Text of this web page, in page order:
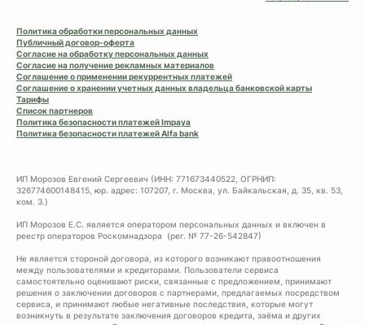
Политика обработки персональных данных
Публичный договор-оферта
Согласие на обработку персональных данных
Согласие на получение рекламных материалов
Соглашение о применении рекуррентных платежей
Соглашение о хранении учетных данных владельца банковской карты
Тарифы
Список партнеров
Политика безопасности платежей Impaya
Политика безопасности платежей Alfa bank
ИП Морозов Евгений Сергеевич (ИНН: 771673440522, ОГРНИП:
326774600148415, юр. адрес: 107207, г. Москва, ул. Байкальская, д. 35, кв. 53,
ком. 3.)
ИП Морозов Е.С. является оператором персональных данных и включен в
реестр операторов Роскомнадзора (рег. № 77-26-542847)
Не является стороной договора, из которого возникают правоотношения
между пользователями и кредиторами. Пользователи сервиса
самостоятельно оценивают риски, связанные с предложением, принимают
решения о заключении договоров с партнерами, предлагаемых посредством
сервиса, и принимают любые негативные последствия, которые могут
возникнуть в результате заключения договоров кредита, заёма и других